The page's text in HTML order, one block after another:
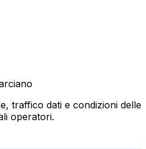
traffico dati e condizioni delle
operatori.